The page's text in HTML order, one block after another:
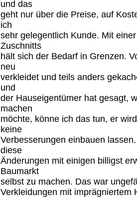
und das
geht nur über die Preise, auf
ich
sehr gelegentlich Kunde. Mit
Zuschnitts
hält sich der Bedarf in Grenzen.
neu
verkleidet und teils anders
und
der Hauseigentümer hat gesagt,
machen
möchte, könne ich das tun, er
keine
Verbesserungen einbauen
diese
Änderungen mit einigen billigst
Baumarkt
selbst zu machen. Das war
Verkleidungen mit imprägniertem